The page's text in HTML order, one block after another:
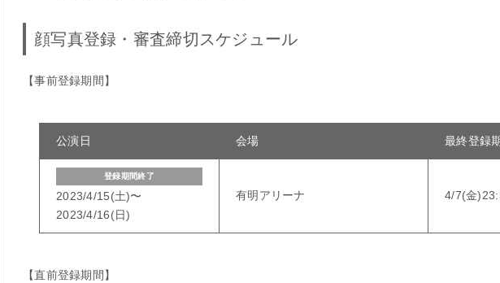
顔写真登録・審査締切スケジュール
【事前登録期間】
公演日 会場 最終登録
登録期間終了
2023/4/15(土)〜
2023/4/16(日)
有明アリーナ 4/7(金
【直前登録期間】